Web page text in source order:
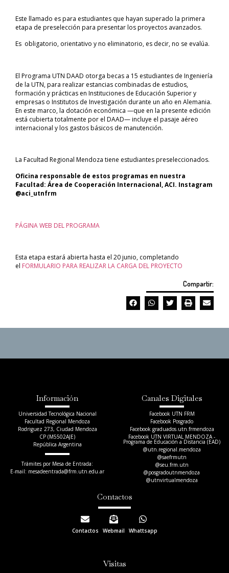
Este llamado es para estudiantes que hayan superado la primera
etapa de preselección para presentar los proyectos avanzados.
Es obligatorio, orientativo y no eliminatorio, es decir, no se evalúa.
El Programa UTN DAAD otorga becas a 15 estudiantes de Ingeniería
de la UTN, para realizar estancias combinadas de estudios,
formación y prácticas en Instituciones de Educación Superior y
empresas o Institutos de Investigación durante un año en Alemania.
En este marco, la dotación económica —que en la presente edición
está cubierta totalmente por el DAAD— incluye el pasaje aéreo
internacional y los gastos básicos de manutención.
La Facultad Regional Mendoza tiene estudiantes preseleccionados.
Oficina responsable de estos programas en nuestra
Facultad: Área de Cooperación Internacional, ACI. Instagram
@aci_utnfrm
PÁGINA WEB DEL PROGRAMA
Esta etapa estará abierta hasta el 20 junio, completando
el FORMULARIO PARA REALIZAR LA CARGA DEL PROYECTO
Compartir:
Información
Universidad Tecnológica Nacional
Facultad Regional Mendoza
Rodriguez 273, Ciudad Mendoza
CP (M5502AJE)
República Argentina
Trámites por Mesa de Entrada:
E-mail: mesadeentrada@frm.utn.edu.ar​
Canales Digitales
Facebook UTN FRM
Facebook Posgrado
Facebook graduados.utn.frmendoza
Facebook UTN VIRTUAL MENDOZA -
Programa de Educación a Distancia (EAD)
@utn.regional.mendoza
@saefrmutn
@seu.frm.utn
@posgradoutnmendoza
@utnvirtualmendoza
Contactos
Contactos Webmail Whattsapp
Visitas